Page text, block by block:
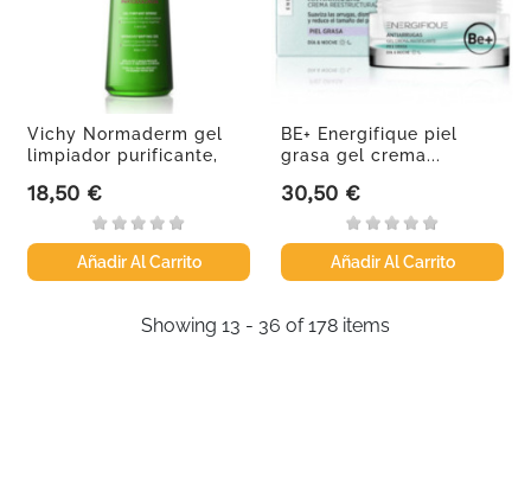
Vichy Normaderm gel
limpiador purificante,
Precio
18,50 €
Añadir Al Carrito
BE+ Energifique piel
grasa gel crema...
Precio
30,50 €
Añadir Al Carrito
Showing 13 - 36 of 178 items